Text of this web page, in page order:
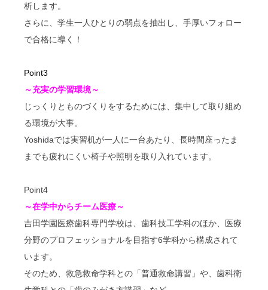
析します。
さらに、学生一人ひとりの弱点を抽出し、手厚いフォロー
で合格に導く！
Point3
～充実の学習環境～
じっくりとものづくりをするためには、集中して取り組め
る環境が大事。
Yoshidaでは実習机が一人に一台あたり、長時間座ったま
までも疲れにくい椅子や照明を取り入れています。
Point4
～在学中からチーム医療～
吉田学園医療歯科専門学校は、歯科技工学科のほか、医療
分野のプロフェッショナルを目指す6学科から構成されて
います。
そのため、救急救命学科との「普通救命講習」や、歯科衛